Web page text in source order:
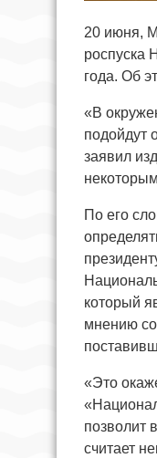
20 июня,
роспуска
года. Об
«В
подойдут
заявил
По его
который
мнению
«Это
позволит
считает